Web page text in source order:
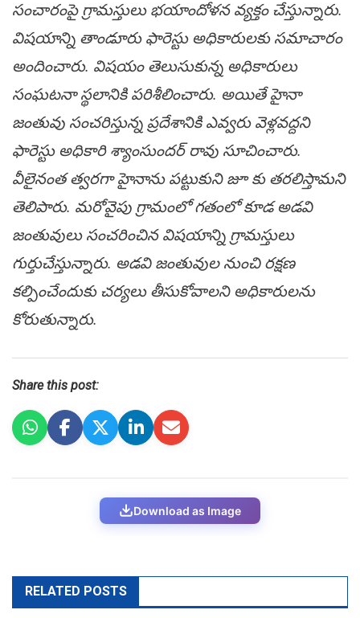
సంచారంపై గ్రామ‌స్తులు భ‌యాందోళ‌న వ్య‌క్తం చేస్తున్నారు.
విష‌యాన్ని తాండూరు ఫారెస్టు అధికారుల‌కు స‌మాచారం
అందించారు. విష‌యం తెలుసుకున్న అధికారులు
సంఘ‌ట‌నా స్థ‌లానికి ప‌రిశీలించారు. అయితే హైనా
జంతువు సంచ‌రిస్తున్న ప్ర‌దేశానికి ఎవ్వ‌రు వెళ్ల‌వ‌ద్ద‌ని
ఫారెస్టు అధికారి శ్యాంసుంద‌ర్ రావు సూచించారు.
వీలైనంత త్వ‌ర‌గా హైనాను ప‌ట్టుకుని జూ కు త‌ర‌లిస్తామ‌ని
తెలిపారు. మ‌రోవైపు గ్రామంలో గ‌తంలో కూడ అడ‌వి
జంతువులు సంచ‌రించిన విష‌యాన్ని గ్రామ‌స్తులు
గుర్తుచేస్తున్నారు. అడ‌వి జంతువుల నుంచి ర‌క్ష‌ణ
క‌ల్పించేందుకు చ‌ర్య‌లు తీసుకోవాల‌ని అధికారులను
కోరుతున్నారు.
Share this post:
Download as Image
RELATED POSTS